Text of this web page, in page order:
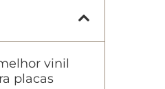
vinil
placas